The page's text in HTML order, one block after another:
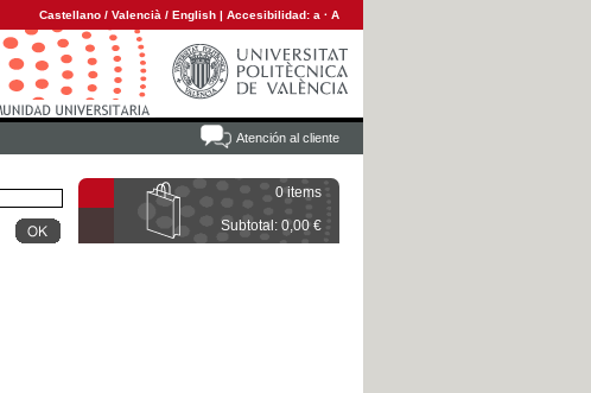
Castellano / Valencià / English | Accesibilidad: a · A
Atención al cliente
0 items
Subtotal: 0,00 €